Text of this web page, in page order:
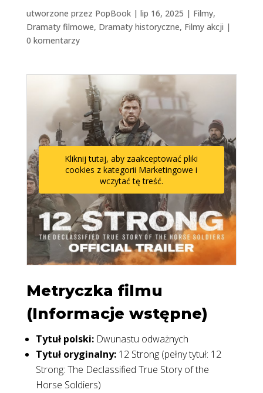
utworzone przez PopBook| lip 16, 2025 | Filmy,
Dramaty filmowe, Dramaty historyczne, Filmy akcji |
0 komentarzy
Kliknij tutaj, aby zaakceptować pliki
cookies z kategorii Marketingowe i
wczytać tę treść.
Metryczka filmu
(Informacje wstępne)
Tytuł polski:Dwunastu odważnych
Tytuł oryginalny:12 Strong (pełny tytuł: 12
Strong: The Declassified True Story of the
Horse Soldiers)